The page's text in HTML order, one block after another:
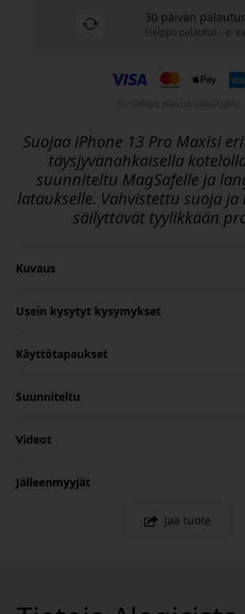
30 päivän
Helppo palautus - ei
Suojaa iPhone 13 Pro Maxisi
täysjyvänahkaisella
suunniteltu MagSafelle ja
lataukselle. Vahvistettu suoja
säilyttävät tyylikkään
Kuvaus
Usein kysytyt kysymykset
Käyttötapaukset
Suunniteltu
Videot
Jälleenmyyjät
Jaa tuote